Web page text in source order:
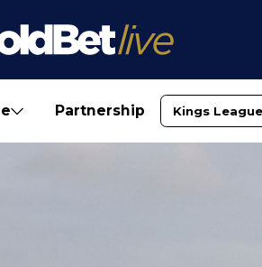
Partnership Kings